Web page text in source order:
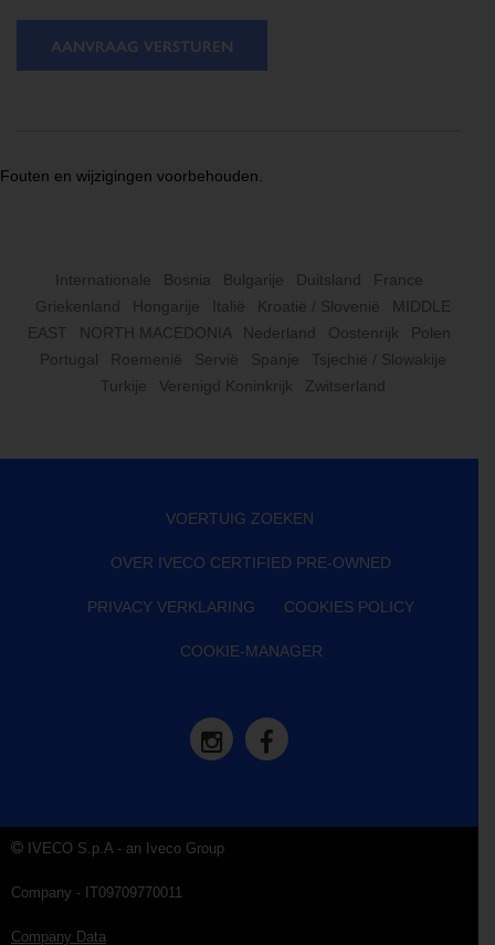
AANVRAAG VERSTUREN
Fouten en wijzigingen voorbehouden.
Internationale Bosnia Bulgarije Duitsland
France
Griekenland
Hongarije Italië Kroatië / Slovenië
MIDDLE
EAST
NORTH MACEDONIA Nederland Oostenrijk
Polen
Portugal
Roemenië Servië Spanje
Tsjechië / Slowakije
Turkije
Verenigd Koninkrijk Zwitserland
VOERTUIG ZOEKEN
OVER IVECO CERTIFIED PRE-OWNED
PRIVACY VERKLARING COOKIES POLICY
COOKIE-MANAGER
IVECO S.p.A - an Iveco Group
Company - IT09709770011
Company Data